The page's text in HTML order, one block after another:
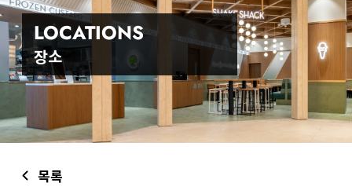
LOCATIONS
장소
목록